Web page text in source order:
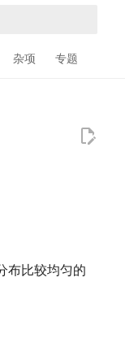
杂项 专题
布比较均匀的